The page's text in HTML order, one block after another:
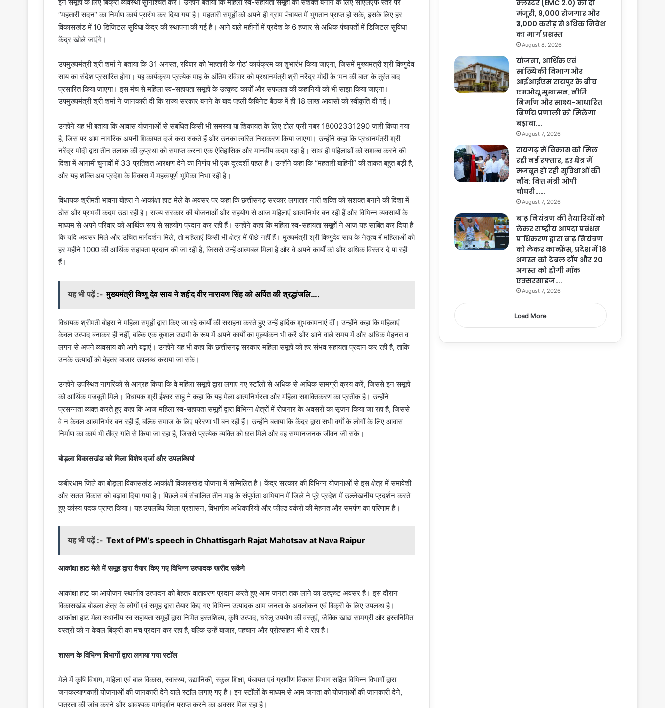
इन समूहों के लिए बिक्री व्यवस्था सुनिश्चित करें। उन्होंने बताया कि महिला स्व-सहायता समूहों को सशक्त बनाने के लिए सीएलएफ स्तर पर
“महतारी सदन“ का निर्माण कार्य प्रारंभ कर दिया गया है। महतारी समूहों को अपने ही ग्राम पंचायत में भुगतान प्राप्त हो सके, इसके लिए हर
विकासखंड में 10 डिजिटल सुविधा केंद्र की स्थापना की गई है। आने वाले महीनों में प्रदेश के 6 हजार से अधिक पंचायतों में डिजिटल सुविधा
केंद्र खोले जाएंगे।
उपमुख्यमंत्री श्री शर्मा ने बताया कि 31 अगस्त, रविवार को ’महतारी के गोठ’ कार्यक्रम का शुभारंभ किया जाएगा, जिसमें मुख्यमंत्री श्री विष्णुदेव
साय का संदेश प्रसारित होगा। यह कार्यक्रम प्रत्येक माह के अंतिम रविवार को प्रधानमंत्री श्री नरेंद्र मोदी के ’मन की बात’ के तुरंत बाद
प्रसारित किया जाएगा। इस मंच से महिला स्व-सहायता समूहों के उत्कृष्ट कार्यों और सफलता की कहानियों को भी साझा किया जाएगा।
उपमुख्यमंत्री श्री शर्मा ने जानकारी दी कि राज्य सरकार बनने के बाद पहली कैबिनेट बैठक में ही 18 लाख आवासों को स्वीकृति दी गई।
उन्होंने यह भी बताया कि आवास योजनाओं से संबंधित किसी भी समस्या या शिकायत के लिए टोल फ्री नंबर 18002331290 जारी किया गया
है, जिस पर आम नागरिक अपनी शिकायत दर्ज करा सकते हैं और उनका त्वरित निराकरण किया जाएगा। उन्होंने कहा कि प्रधानमंत्री श्री
नरेंद्र मोदी द्वारा तीन तलाक की कुप्रथा को समाप्त करना एक ऐतिहासिक और मानवीय कदम रहा है। साथ ही महिलाओं को सशक्त करने की
दिशा में आगामी चुनावों में 33 प्रतिशत आरक्षण देने का निर्णय भी एक दूरदर्शी पहल है। उन्होंने कहा कि “महतारी बाहिनी“ की ताकत बहुत बड़ी है,
और यह शक्ति अब प्रदेश के विकास में महत्वपूर्ण भूमिका निभा रही है।
विधायक श्रीमती भावना बोहरा ने आकांक्षा हाट मेले के अवसर पर कहा कि छत्तीसगढ़ सरकार लगातार नारी शक्ति को सशक्त बनाने की दिशा में
ठोस और प्रभावी कदम उठा रही है। राज्य सरकार की योजनाओं और सहयोग से आज महिलाएं आत्मनिर्भर बन रही हैं और विभिन्न व्यवसायों के
माध्यम से अपने परिवार को आर्थिक रूप से सहयोग प्रदान कर रही हैं। उन्होंने कहा कि महिला स्व-सहायता समूहों ने आज यह साबित कर दिया है
कि यदि अवसर मिले और उचित मार्गदर्शन मिले, तो महिलाएं किसी भी क्षेत्र में पीछे नहीं हैं। मुख्यमंत्री श्री विष्णुदेव साय के नेतृत्व में महिलाओं को
हर महीने 1000 की आर्थिक सहायता प्रदान की जा रही है, जिससे उन्हें आत्मबल मिला है और वे अपने कार्यों को और अधिक विस्तार दे पा रही
हैं।
यह भी पढ़ें :- मुख्यमंत्री विष्णु देव साय ने शहीद वीर नारायण सिंह को अर्पित की श्रद्धांजलि….
विधायक श्रीमती बोहरा ने महिला समूहों द्वारा किए जा रहे कार्यों की सराहना करते हुए उन्हें हार्दिक शुभकामनाएं दीं। उन्होंने कहा कि महिलाएं
केवल उत्पाद बनाकर ही नहीं, बल्कि एक कुशल उद्यमी के रूप में अपने कार्यों का मूल्यांकन भी करें और आने वाले समय में और अधिक मेहनत व
लगन से अपने व्यवसाय को आगे बढ़ाएं। उन्होंने यह भी कहा कि छत्तीसगढ़ सरकार महिला समूहों को हर संभव सहायता प्रदान कर रही है, ताकि
उनके उत्पादों को बेहतर बाजार उपलब्ध कराया जा सके।
उन्होंने उपस्थित नागरिकों से आग्रह किया कि वे महिला समूहों द्वारा लगाए गए स्टॉलों से अधिक से अधिक सामग्री क्रय करें, जिससे इन समूहों
को आर्थिक मजबूती मिले। विधायक श्री ईश्वर साहू ने कहा कि यह मेला आत्मनिर्भरता और महिला सशक्तिकरण का प्रतीक है। उन्होंने
प्रसन्नता व्यक्त करते हुए कहा कि आज महिला स्व-सहायता समूहों द्वारा विभिन्न क्षेत्रों में रोजगार के अवसरों का सृजन किया जा रहा है, जिससे
वे न केवल आत्मनिर्भर बन रही हैं, बल्कि समाज के लिए प्रेरणा भी बन रही हैं। उन्होंने बताया कि केंद्र द्वारा सभी वर्गों के लोगों के लिए आवास
निर्माण का कार्य भी तीव्र गति से किया जा रहा है, जिससे प्रत्येक व्यक्ति को छत मिले और वह सम्मानजनक जीवन जी सके।
बोड़ला विकासखंड को मिला विशेष दर्जा और उपलब्धियां
कबीरधाम जिले का बोड़ला विकासखंड आकांक्षी विकासखंड योजना में सम्मिलित है। केंद्र सरकार की विभिन्न योजनाओं से इस क्षेत्र में समावेशी
और सतत विकास को बढ़ावा दिया गया है। पिछले वर्ष संचालित तीन माह के संपूर्णता अभियान में जिले ने पूरे प्रदेश में उल्लेखनीय प्रदर्शन करते
हुए कांस्य पदक प्राप्त किया। यह उपलब्धि जिला प्रशासन, विभागीय अधिकारियों और फील्ड वर्करों की मेहनत और समर्पण का परिणाम है।
यह भी पढ़ें :- Text of PM’s speech in Chhattisgarh Rajat Mahotsav at Nava Raipur
आकांक्षा हाट मेले में समूह द्वारा तैयार किए गए विभिन्न उत्पादक खरीद सकेंगे
आकांक्षा हाट का आयोजन स्थानीय उत्पादन को बेहतर वातावरण प्रदान करते हुए आम जनता तक लाने का उत्कृष्ट अवसर है। इस दौरान
विकासखंड बोडला क्षेत्र के लोगों एवं समूह द्वारा तैयार किए गए विभिन्न उत्पादक आम जनता के अवलोकन एवं बिक्री के लिए उपलब्ध है।
आकांक्षा हाट मेला स्थानीय स्व सहायता समूहों द्वारा निर्मित हस्तशिल्प, कृषि उत्पाद, घरेलू उपयोग की वस्तुएं, जैविक खाद्य सामग्री और हस्तनिर्मित
वस्त्रों को न केवल बिक्री का मंच प्रदान कर रहा है, बल्कि उन्हें बाजार, पहचान और प्रोत्साहन भी दे रहा है।
शासन के विभिन्न विभागों द्वारा लगाया गया स्टॉल
मेले में कृषि विभाग, महिला एवं बाल विकास, स्वास्थ्य, उद्यानिकी, स्कूल शिक्षा, पंचायत एवं ग्रामीण विकास विभाग सहित विभिन्न विभागों द्वारा
जनकल्याणकारी योजनाओं की जानकारी देने वाले स्टॉल लगाए गए हैं। इन स्टॉलों के माध्यम से आम जनता को योजनाओं की जानकारी देने,
पात्रता की जांच करने और आवश्यक मार्गदर्शन प्राप्त करने का अवसर मिल रहा है।
क्लस्टर (EMC 2.0) को दी
मंजूरी, 9,000 रोजगार और
₹3,000 करोड़ से अधिक निवेश
का मार्ग प्रशस्त
August 8, 2026
योजना, आर्थिक एवं
सांख्यिकी विभाग और
आईआईएम रायपुर के बीच
एमओयू सुशासन, नीति
निर्माण और साक्ष्य-आधारित
निर्णय प्रणाली को मिलेगा
बढ़ावा….
August 7, 2026
रायगढ़ में विकास को मिल
रही नई रफ्तार, हर क्षेत्र में
मजबूत हो रही सुविधाओं की
नींव: वित्त मंत्री ओपी
चौधरी……
August 7, 2026
बाढ़ नियंत्रण की तैयारियों को
लेकर राष्ट्रीय आपदा प्रबंधन
प्राधिकरण द्वारा बाढ़ नियंत्रण
को लेकर कान्फ्रेंस, प्रदेश में 18
अगस्त को टेबल टॉप और 20
अगस्त को होगी मॉक
एक्सरसाइज….
August 7, 2026
Load More